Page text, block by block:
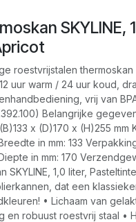
SKYLINE,
roestvrijstalen thermoskan
uur warm / 24 uur koud,
vrij van
Belangrijke
x (D)170 x (H)255 mm
in mm: 133
in mm: 170
SKYLINE, 1,0 liter,
dat een
• Lichaam van
en robuust roestvrij staal •